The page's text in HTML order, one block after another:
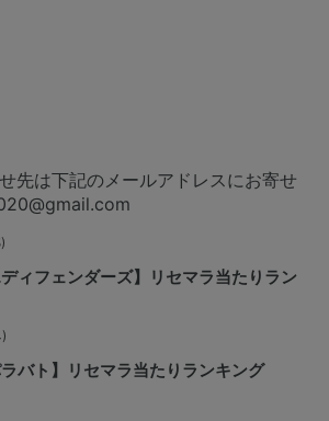
先は下記のメールアドレスにお寄せ
ディフェンダーズ】リセマラ当たりラン
ラバト】リセマラ当たりランキング